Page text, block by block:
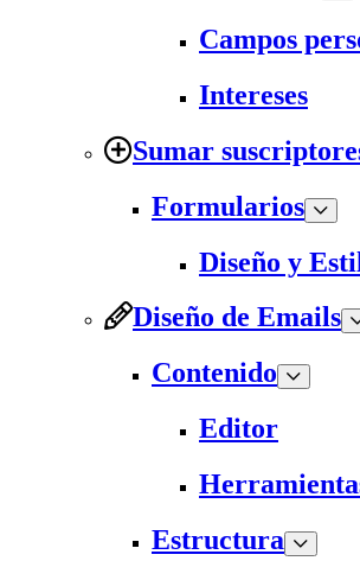
Campos
Intereses
Sumar
Formularios
Diseño y
Diseño de Emails
Contenido
Editor
Estructura